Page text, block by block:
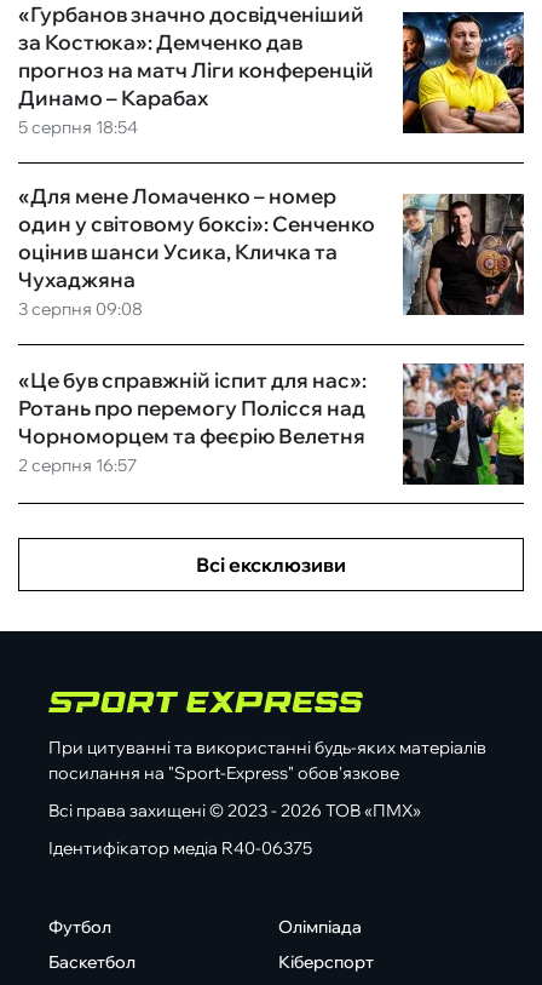
5 серпня 18:54
«Гурбанов значно досвідченіший
за Костюка»: Демченко дав
прогноз на матч Ліги конференцій
Динамо – Карабах
3 серпня 09:08
«Для мене Ломаченко – номер
один у світовому боксі»: Сенченко
оцінив шанси Усика, Кличка та
Чухаджяна
2 серпня 16:57
«Це був справжній іспит для нас»:
Ротань про перемогу Полісся над
Чорноморцем та феєрію Велетня
Всі ексклюзиви
При цитуванні та використанні будь-яких матеріалів
посилання на "Sport-Express" обов'язкове
Всі права захищені © 2023 - 2026 ТОВ «ПМХ»
Ідентифікатор медіа R40-06375
Футбол
Баскетбол
Олімпіада
Кіберспорт